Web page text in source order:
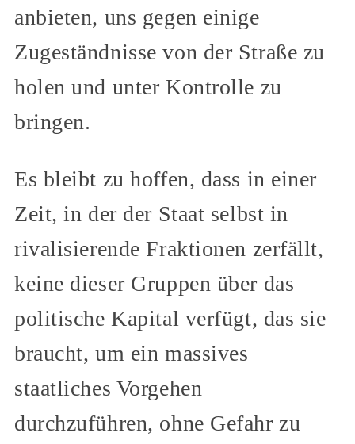
anbieten, uns gegen einige
Zugeständnisse von der Straße zu
holen und unter Kontrolle zu
bringen.
Es bleibt zu hoffen, dass in einer
Zeit, in der der Staat selbst in
rivalisierende Fraktionen zerfällt,
keine dieser Gruppen über das
politische Kapital verfügt, das sie
braucht, um ein massives
staatliches Vorgehen
durchzuführen, ohne Gefahr zu